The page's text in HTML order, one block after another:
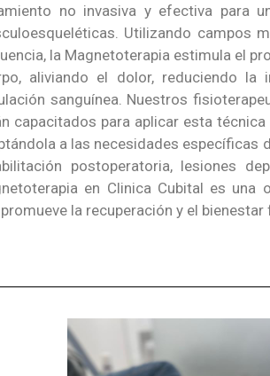
no invasiva y efectiva para
Utilizando campos
la Magnetoterapia estimula el
aliviando el dolor, reduciendo la
sanguínea. Nuestros
capacitados para aplicar esta
a las necesidades específicas
postoperatoria, lesiones
en Clinica Cubital es una
la recuperación y el